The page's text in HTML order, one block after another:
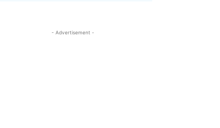
- Advertisement -